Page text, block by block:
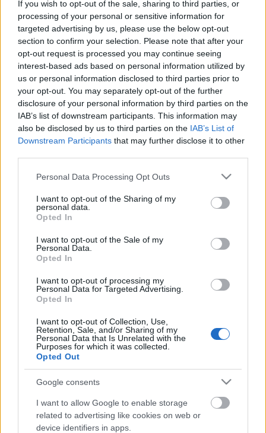
If you wish to opt-out of the sale, sharing to third parties, or
processing of your personal or sensitive information for
targeted advertising by us, please use the below opt-out
section to confirm your selection. Please note that after your
opt-out request is processed you may continue seeing
interest-based ads based on personal information utilized by
us or personal information disclosed to third parties prior to
your opt-out. You may separately opt-out of the further
disclosure of your personal information by third parties on the
IAB’s list of downstream participants. This information may
also be disclosed by us to third parties on the IAB’s List of
Downstream Participants that may further disclose it to other
Please note that this website/app uses one or more Google
not limited to your visit or usage behaviour. You may click to
grant or deny consent to Google and its third-party tags to
use your data for below specified purposes in below Google
consent section.
Personal Data Processing Opt Outs
I want to opt-out of the Sharing of my
personal data.
Opted In
I want to opt-out of the Sale of my
Personal Data.
Opted In
I want to opt-out of processing my
Personal Data for Targeted Advertising.
Opted In
I want to opt-out of Collection, Use,
Retention, Sale, and/or Sharing of my
Personal Data that Is Unrelated with the
Purposes for which it was collected.
Opted Out
Google consents
I want to allow Google to enable storage
related to advertising like cookies on web or
device identifiers in apps.
Trill Zsolt és társai, ill. Trill Zsolt
A mostani Dekameront viszont igazi társulat adja
elő, a beregszásziak túráznak Magyarországon. Az
előadás abszolút szabadtéri, a háttérben ütős a
panorámát. A színpadkép puritán, szinte nincs is
kastélyba menekülő emberek sztorijai gyorsan
pörögnek, a legtöbb szegmens a reneszánsz dugás
legharsányabb talán a szerzetes története a
kislánnyal és a klasszikus sztori az éjszakai
kitűnik: a jeleneteket, képeket néhány másodperces
kvázi zenéstáncos betétekkel próbálják tagolni, ami
ugrabugrának tűnik. Pedig ez lehetne jó is... A másik
az, hogy egy ilyen történetfüzér előadásáról azt
gondolná az ember, hogy a főbb szerepekbe
berotálják az egész társulatot. Hát itt nem. Trill Zsolt
bár engem zavart a többiek elnyomott jelenléte,
Zsolt odateszi magát rendesen: az amúgy is
karikatúrajellegű figuráknak jól jön a belőle áradó
gátlástalanság, néha már nem tudom, hogy